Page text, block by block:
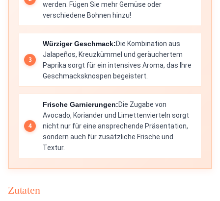
werden. Fügen Sie mehr Gemüse oder
verschiedene Bohnen hinzu!
Würziger Geschmack:Die Kombination aus
Jalapeños, Kreuzkümmel und geräuchertem
Paprika sorgt für ein intensives Aroma, das Ihre
Geschmacksknospen begeistert.
Frische Garnierungen:Die Zugabe von
Avocado, Koriander und Limettenvierteln sorgt
nicht nur für eine ansprechende Präsentation,
sondern auch für zusätzliche Frische und
Textur.
Zutaten